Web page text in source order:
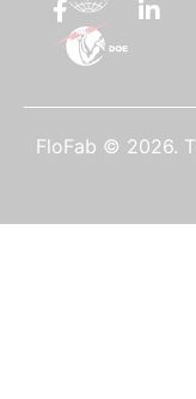
FloFab © 2026.